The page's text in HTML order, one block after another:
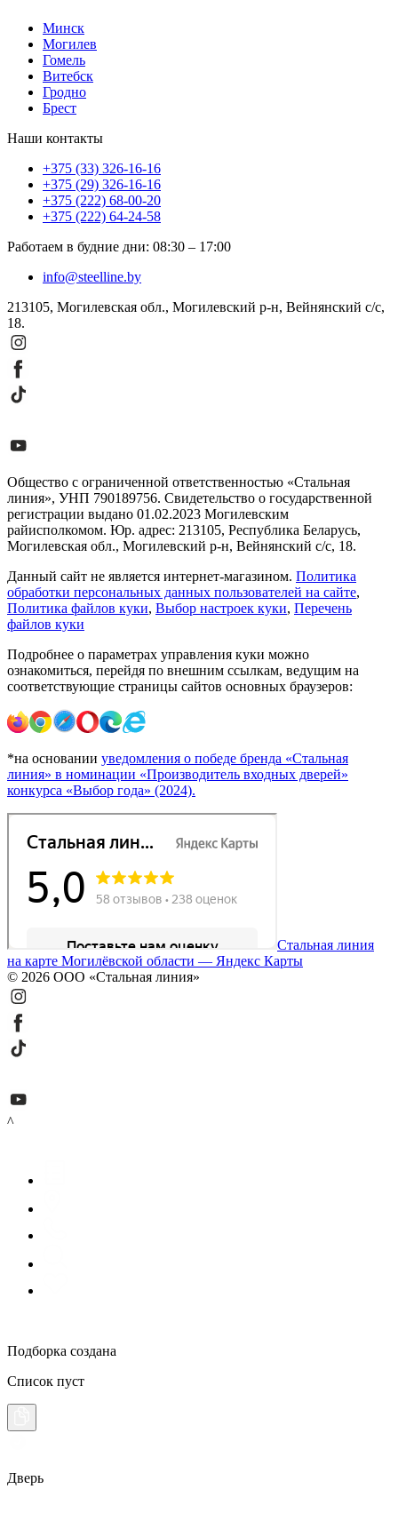
Минск
Могилев
Гомель
Витебск
Гродно
Брест
Наши контакты
+375 (33) 326-16-16
+375 (29) 326-16-16
+375 (222) 68-00-20
+375 (222) 64-24-58
Работаем в будние дни: 08:30 – 17:00
info@steelline.by
213105, Могилевская обл., Могилевский р-н, Вейнянский с/с,
18.
Общество с ограниченной ответственностью «Стальная
линия», УНП 790189756. Свидетельство о государственной
регистрации выдано 01.02.2023 Могилевским
райисполкомом. Юр. адрес: 213105, Республика Беларусь,
Могилевская обл., Могилевский р-н, Вейнянский с/с, 18.
Данный сайт не является интернет-магазином. Политика
обработки персональных данных пользователей на сайте,
Политика файлов куки, Выбор настроек куки, Перечень
файлов куки
Подробнее о параметрах управления куки можно
ознакомиться, перейдя по внешним ссылкам, ведущим на
соответствующие страницы сайтов основных браузеров:
*на основании уведомления о победе бренда «Стальная
линия» в номинации «Производитель входных дверей»
конкурса «Выбор года» (2024).
Стальная линия
на карте Могилёвской области — Яндекс Карты
© 2026 ООО «Стальная линия»
^
Подборка создана
Список пуст
Дверь